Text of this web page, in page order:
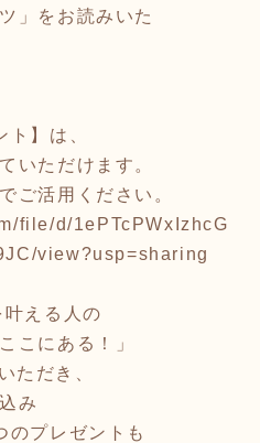
」をお読みいた
】は、
いただけます。
ご活用ください。
file/d/1ePTcPWxIzhcG
view?usp=sharing
える人の
こにある！」
だき、
み
プレゼントも